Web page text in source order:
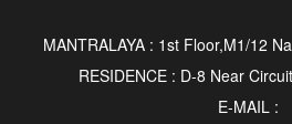
MANTRALAYA : 1st Floor,M1/12
RESIDENCE : D-8 Near
E-MAIL :